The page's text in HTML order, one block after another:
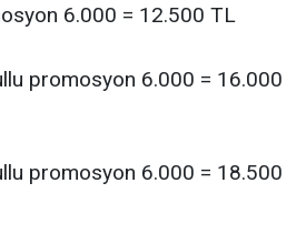
6.000 = 12.500 TL
promosyon 6.000 = 16.000
promosyon 6.000 = 18.500